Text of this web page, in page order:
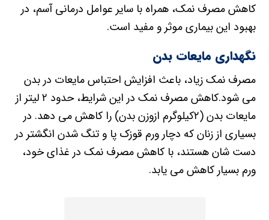
کاهش مصرف نمک، همراه با سایر عوامل درمانی آسم، در
بهبود این بیماری موثر و مفید است.
نگهداری مایعات بدن
مصرف نمک زیاد، باعث افزایش احتباس مایعات در بدن
می شود.کاهش مصرف نمک در این شرایط، حدود ۲ لیتر از
مایعات بدن (۲کیلوگرم ازوزن بدن) را کاهش می دهد. در
بسیاری از زنان که دچار ورم قوزک پا و تنگ شدن انگشتر در
دست شان هستند، با کاهش مصرف نمک در غذای خود،
ورم بسیار کاهش می یابد.